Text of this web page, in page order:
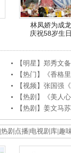
林凤娇为成龙
庆祝58岁生
【明星】郑秀文
【热门】《香格
【视频】张国强
【热剧】《美人
【热剧】姜文马
热剧点播 电视剧库 趣